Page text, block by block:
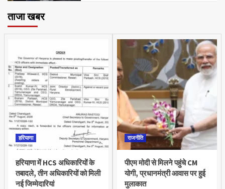
ताजा खबर
हरियाणा
हरियाणा में HCS अधिकारियों के
तबादले, तीन अधिकारियों को मिली
नई जिम्मेदारियां
राजनीति
पीएम मोदी से मिलने पहुंचे CM
योगी, प्रधानमंत्री आवास पर हुई
मुलाकात